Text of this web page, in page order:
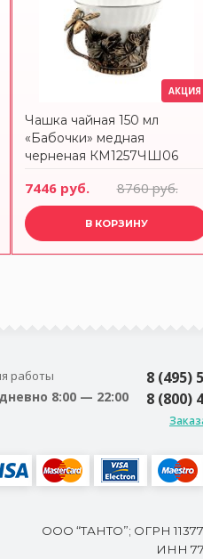
АКЦИЯ
Чашка чайная 150 мл
«Бабочки» медная
черненая КМ1257ЧШ06
7446 руб. 8760 руб.
В КОРЗИНУ
работы
8:00 — 22:00
8 (495)
8 (800)
ООО “ТАНТО”; ОГРН
ИНН